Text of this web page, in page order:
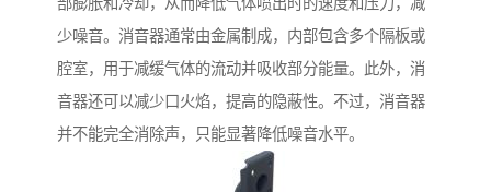
部膨胀和冷却，从而降低气体喷出时的速度和压力，减
少噪音。消音器通常由金属制成，内部包含多个隔板或
腔室，用于减缓气体的流动并吸收部分能量。此外，消
音器还可以减少口火焰，提高的隐蔽性。不过，消音器
并不能完全消除声，只能显著降低噪音水平。